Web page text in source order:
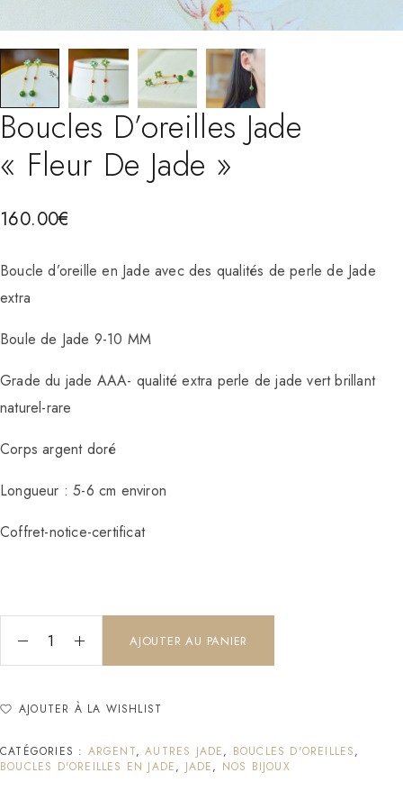
Boucles D’oreilles Jade
« Fleur De Jade »
160.00€
Boucle d’oreille en Jade avec des qualités de perle de Jade
extra
Boule de Jade 9-10 MM
Grade du jade AAA- qualité extra perle de jade vert brillant
naturel-rare
Corps argent doré
Longueur : 5-6 cm environ
Coffret-notice-certificat
AJOUTER AU PANIER
AJOUTER À LA WISHLIST
CATÉGORIES : ARGENT,AUTRES JADE, BOUCLES D'OREILLES,
BOUCLES D'OREILLES EN JADE, JADE, NOS BIJOUX